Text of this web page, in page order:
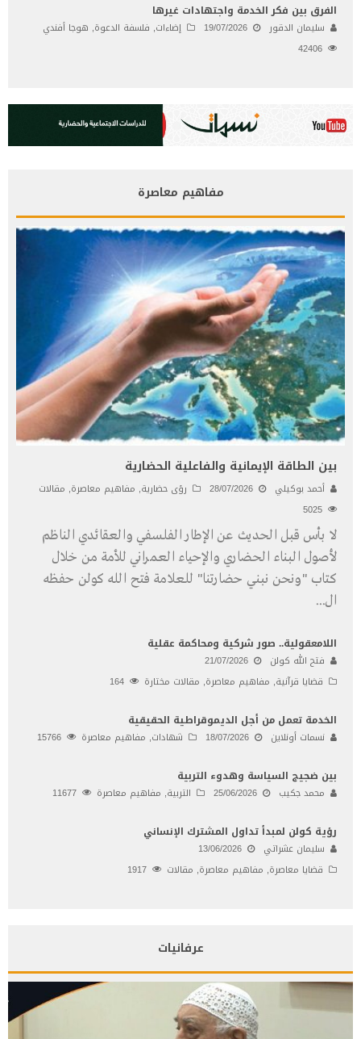
الفرق بين فكر الخدمة واجتهادات غيرها
سليمان الدقور 19/07/2026 إضاءات, فلسفة الدعوة, هوجا أفندي
مفاهيم معاصرة
بين الطاقة الإيمانية والفاعلية الحضارية
أحمد بوكيلي 28/07/2026 رؤى حضارية, مفاهيم معاصرة, مقالات
لا بأس قبل الحديث عن الإطار الفلسفي والعقائدي الناظم
لأصول البناء الحضاري والإحياء العمراني للأمة من خلال
كتاب "ونحن نبني حضارتنا" للعلامة فتح الله كولن حفظه
ال...
اللامعقولية.. صور شركية ومحاكمة عقلية
فتح الله كولن
21/07/2026
قضايا قرآنية, مفاهيم معاصرة, مقالات مختارة
الخدمة تعمل من أجل الديموقراطية الحقيقية
نسمات أونلاين 18/07/2026 شهادات, مفاهيم معاصرة
بين ضجيج السياسة وهدوء التربية
محمد جكيب 25/06/2026 التربية, مفاهيم معاصرة
رؤية كولن لمبدأ تداول المشترك الإنساني
سليمان عشراتي
13/06/2026
قضايا معاصرة, مفاهيم معاصرة, مقالات
عرفانيات